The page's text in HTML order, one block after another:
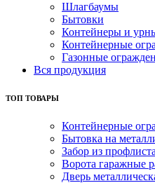
Шлагбаумы
Бытовки
Контейнеры и
Контейнерные
Газонные
Вся продукция
ТОП ТОВАРЫ
Контейнерные
Бытовка на
Забор из
Ворота гаражные
Дверь